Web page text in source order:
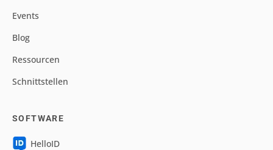
Events
Blog
Ressourcen
Schnittstellen
SOFTWARE
HelloID